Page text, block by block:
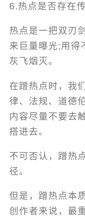
6.热点是否存在
热点是一把双刃
来巨量曝光;用得
灰飞烟灭。
在蹭热点时，我
律、法规、道德
内容尽量不要去
搭进去。
不可否认，蹭热
径。
但是，蹭热点本
创作者来说，最